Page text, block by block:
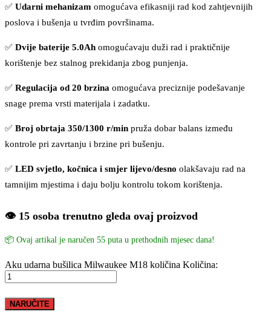
✅ Udarni mehanizam omogućava efikasniji rad kod zahtjevnijih
poslova i bušenja u tvrđim površinama.
✅ Dvije baterije 5.0Ah omogućavaju duži rad i praktičnije
korištenje bez stalnog prekidanja zbog punjenja.
✅ Regulacija od 20 brzina omogućava preciznije podešavanje
snage prema vrsti materijala i zadatku.
✅ Broj obrtaja 350/1300 r/min pruža dobar balans između
kontrole pri zavrtanju i brzine pri bušenju.
✅ LED svjetlo, kočnica i smjer lijevo/desno olakšavaju rad na
tamnijim mjestima i daju bolju kontrolu tokom korištenja.
👁️ 15 osoba trenutno gleda ovaj proizvod
📦 Ovaj artikal je naručen 55 puta u prethodnih mjesec dana!
Aku udarna bušilica Milwaukee M18 količina Količina:
NARUČITE